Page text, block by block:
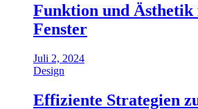
Funktion und
Fenster
Juli 2, 2024
Design
Effiziente Strategien